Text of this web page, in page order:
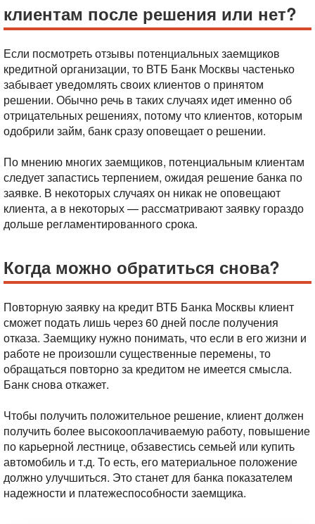
клиентам после решения или нет?
Если посмотреть отзывы потенциальных заемщиков
кредитной организации, то ВТБ Банк Москвы частенько
забывает уведомлять своих клиентов о принятом
решении. Обычно речь в таких случаях идет именно об
отрицательных решениях, потому что клиентов, которым
одобрили займ, банк сразу оповещает о решении.
По мнению многих заемщиков, потенциальным клиентам
следует запастись терпением, ожидая решение банка по
заявке. В некоторых случаях он никак не оповещают
клиента, а в некоторых — рассматривают заявку гораздо
дольше регламентированного срока.
Когда можно обратиться снова?
Повторную заявку на кредит ВТБ Банка Москвы клиент
сможет подать лишь через 60 дней после получения
отказа. Заемщику нужно понимать, что если в его жизни и
работе не произошли существенные перемены, то
обращаться повторно за кредитом не имеется смысла.
Банк снова откажет.
Чтобы получить положительное решение, клиент должен
получить более высокооплачиваемую работу, повышение
по карьерной лестнице, обзавестись семьей или купить
автомобиль и т.д. То есть, его материальное положение
должно улучшиться. Это станет для банка показателем
надежности и платежеспособности заемщика.